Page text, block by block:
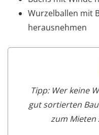
Wurzelballen mit
herausnehmen
Tipp: Wer keine
gut sortierten
zum Mieten